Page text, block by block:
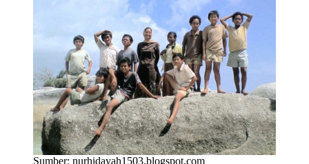
Sumber: nurhidayah1503.blogspot.com